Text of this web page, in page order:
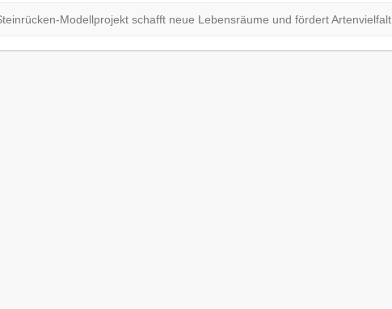
Modellprojekt schafft neue Lebensräume und fördert Artenvielfalt